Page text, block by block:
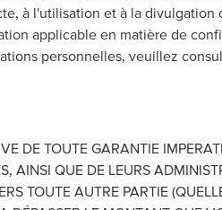
à l'utilisation et à la divulgation
applicable en matière de
personnelles, veuillez
DE TOUTE GARANTIE
AINSI QUE DE LEURS
TOUTE AUTRE PARTIE